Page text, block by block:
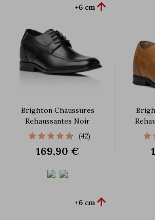
Brighton Chaussures
Rehaussantes Noir
+6 cm 
(42)
169,90 €
+6 cm 